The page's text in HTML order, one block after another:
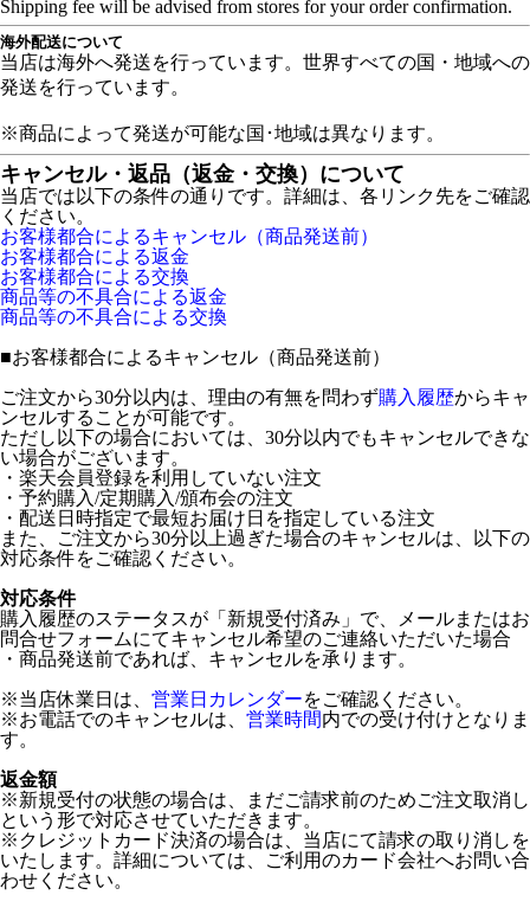
Shipping fee will be advised from stores for your order confirmation.
海外配送について
当店は海外へ発送を行っています。世界すべての国・地域への
発送を行っています。
※商品によって発送が可能な国･地域は異なります。
キャンセル・返品（返金・交換）について
当店では以下の条件の通りです。詳細は、各リンク先をご確認
ください。
お客様都合によるキャンセル（商品発送前）
お客様都合による返金
お客様都合による交換
商品等の不具合による返金
商品等の不具合による交換
■お客様都合によるキャンセル（商品発送前）
ご注文から30分以内は、理由の有無を問わず購入履歴からキャ
ンセルすることが可能です。
ただし以下の場合においては、30分以内でもキャンセルできな
い場合がございます。
・楽天会員登録を利用していない注文
・予約購入/定期購入/頒布会の注文
・配送日時指定で最短お届け日を指定している注文
また、ご注文から30分以上過ぎた場合のキャンセルは、以下の
対応条件をご確認ください。
対応条件
購入履歴のステータスが「新規受付済み」で、メールまたはお
問合せフォームにてキャンセル希望のご連絡いただいた場合
・商品発送前であれば、キャンセルを承ります。
※当店休業日は、 営業日カレンダーをご確認ください。
※お電話でのキャンセルは、 営業時間内での受け付けとなりま
す。
返金額
※新規受付の状態の場合は、まだご請求前のためご注文取消し
という形で対応させていただきます。
※クレジットカード決済の場合は、当店にて請求の取り消しを
いたします。詳細については、ご利用のカード会社へお問い合
わせください。